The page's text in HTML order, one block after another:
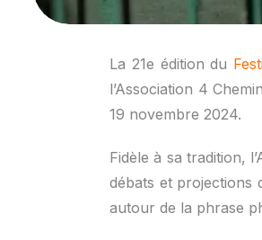
La 21e édition du
l’Association 4
19 novembre 2024.
Fidèle à sa tradition,
débats et projections
autour de la phrase